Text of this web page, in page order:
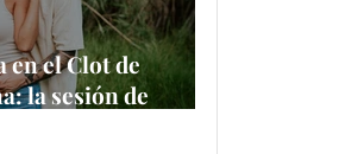
en el Clot de
la sesión de